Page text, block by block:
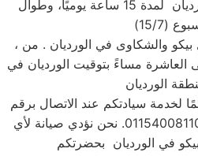
يعمل مركز بيكو في الورديان لمدة 15 ساعة يوميًا، وطوال
(15/7)
، لاستقبال بلاغات الأعطال بيكو والشكاوى في الورديان . من
العاشرة مساءً بتوقيت الورديان في
لخدمة سيادتكم عند الاتصال برقم
خدمة بيكو الموحَّد، وهو 01154008110. نحن نؤدي صيانة لأي